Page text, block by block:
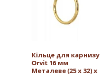
Кільце для карнизу
Orvit 16 мм
Металеве (25 х 32) х